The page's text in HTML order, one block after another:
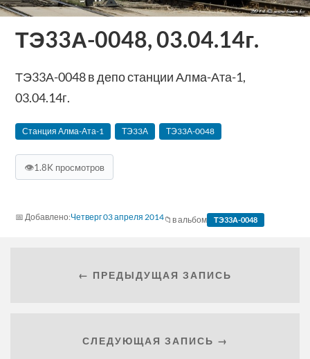
ТЭ33А-0048, 03.04.14г.
ТЭ33А-0048 в депо станции Алма-Ата-1,
03.04.14г.
Станция Алма-Ата-1 ТЭ33А ТЭ33А-0048
👁1.8K просмотров
Четверг 03 апреля 2014 в альбом ТЭ33А-0048
← ПРЕДЫДУЩАЯ ЗАПИСЬ
СЛЕДУЮЩАЯ ЗАПИСЬ →